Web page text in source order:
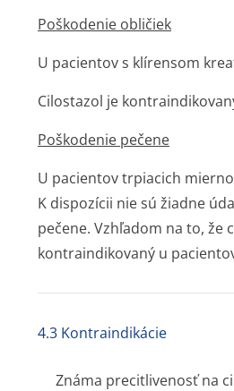
Poškodenie obličiek
U pacientov s klírensom
Cilostazol je
Poškodenie pečene
U pacientov trpiacich
K dispozícii nie sú žiadne
pečene. Vzhľadom na to, že
kontraindikovaný u
4.3 Kontraindikácie
Známa precitlivenosť na